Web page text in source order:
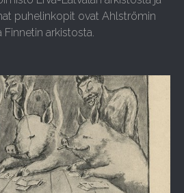
puhelinkopit ovat Ahlströmin
Finnetin arkistosta.